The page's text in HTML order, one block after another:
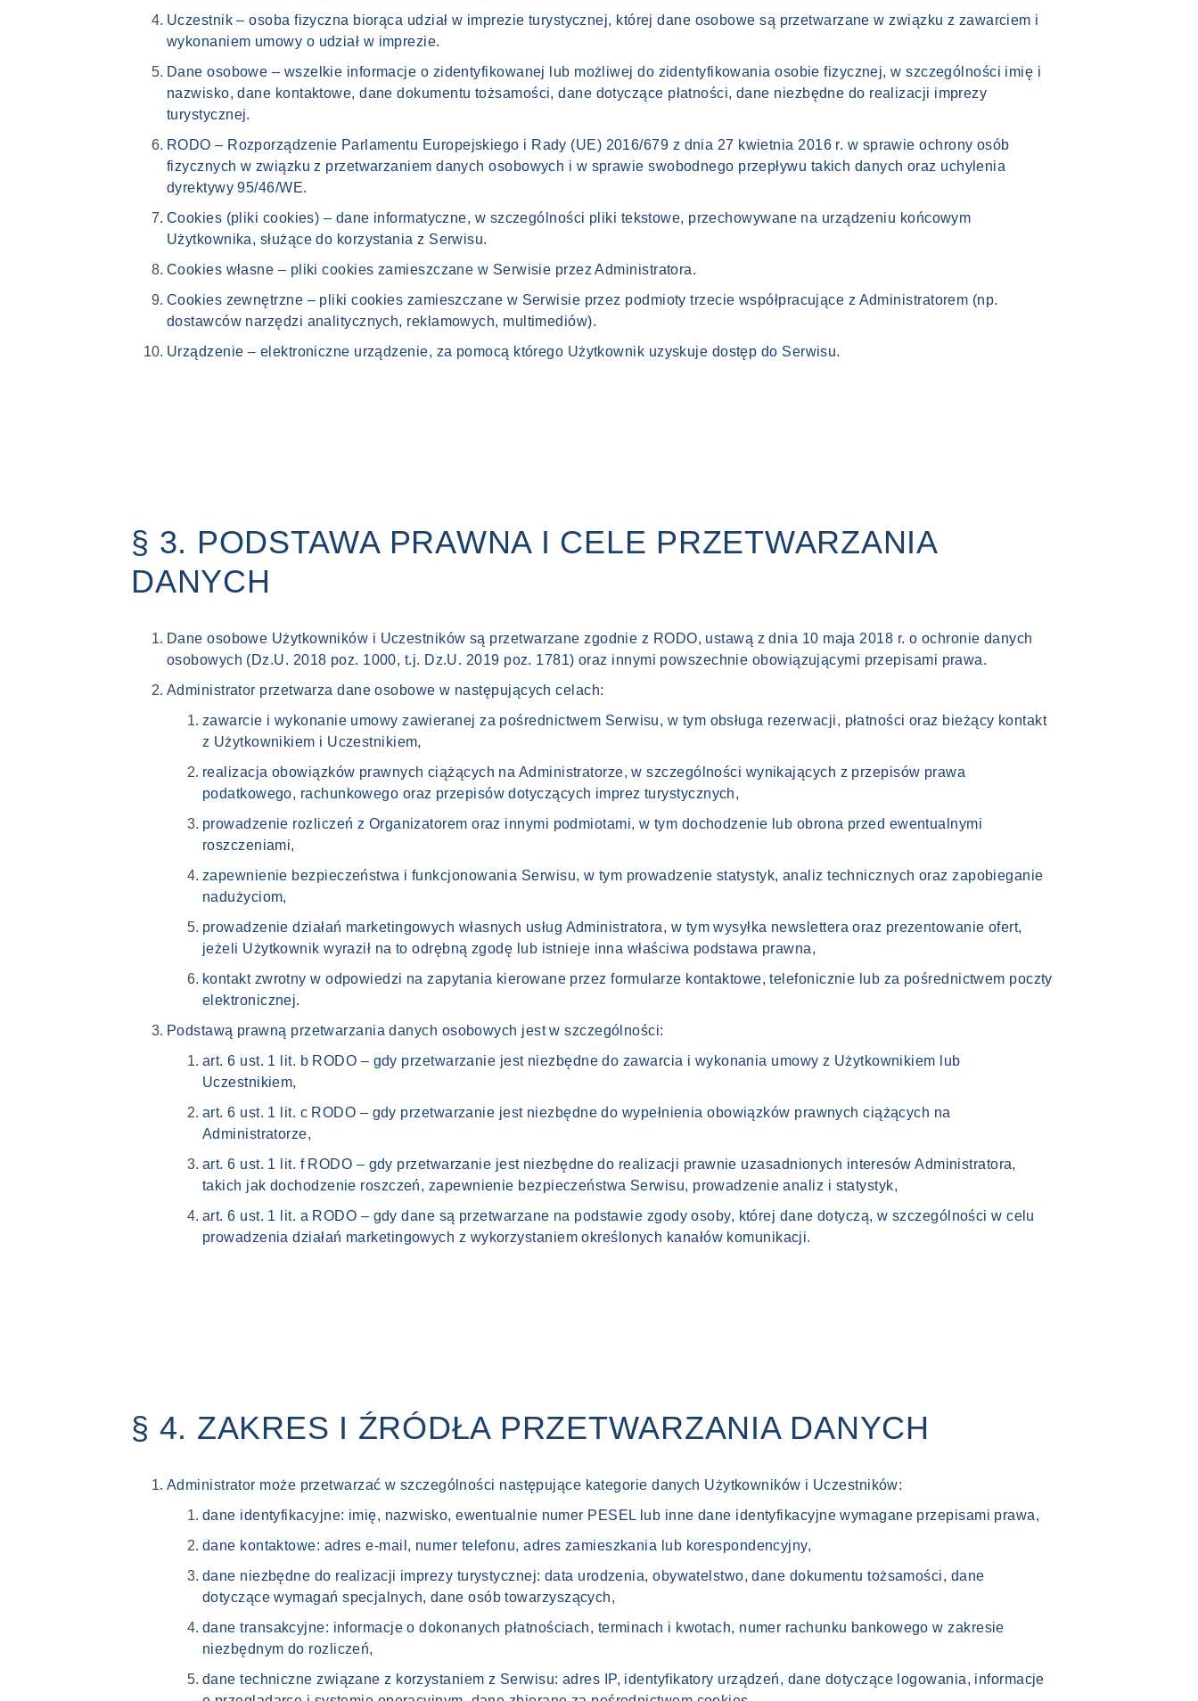
Uczestnik – osoba fizyczna biorąca udział w imprezie turystycznej, której dane osobowe są przetwarzane w związku z zawarciem i
wykonaniem umowy o udział w imprezie.
Dane osobowe – wszelkie informacje o zidentyfikowanej lub możliwej do zidentyfikowania osobie fizycznej, w szczególności imię i
nazwisko, dane kontaktowe, dane dokumentu tożsamości, dane dotyczące płatności, dane niezbędne do realizacji imprezy
turystycznej.
RODO – Rozporządzenie Parlamentu Europejskiego i Rady (UE) 2016/679 z dnia 27 kwietnia 2016 r. w sprawie ochrony osób
fizycznych w związku z przetwarzaniem danych osobowych i w sprawie swobodnego przepływu takich danych oraz uchylenia
dyrektywy 95/46/WE.
Cookies (pliki cookies) – dane informatyczne, w szczególności pliki tekstowe, przechowywane na urządzeniu końcowym
Użytkownika, służące do korzystania z Serwisu.
Cookies własne – pliki cookies zamieszczane w Serwisie przez Administratora.
Cookies zewnętrzne – pliki cookies zamieszczane w Serwisie przez podmioty trzecie współpracujące z Administratorem (np.
dostawców narzędzi analitycznych, reklamowych, multimediów).
Urządzenie – elektroniczne urządzenie, za pomocą którego Użytkownik uzyskuje dostęp do Serwisu.
§ 3. PODSTAWA PRAWNA I CELE PRZETWARZANIA
DANYCH
Dane osobowe Użytkowników i Uczestników są przetwarzane zgodnie z RODO, ustawą z dnia 10 maja 2018 r. o ochronie danych
osobowych (Dz.U. 2018 poz. 1000, t.j. Dz.U. 2019 poz. 1781) oraz innymi powszechnie obowiązującymi przepisami prawa.
Administrator przetwarza dane osobowe w następujących celach:
zawarcie i wykonanie umowy zawieranej za pośrednictwem Serwisu, w tym obsługa rezerwacji, płatności oraz bieżący kontakt
z Użytkownikiem i Uczestnikiem,
realizacja obowiązków prawnych ciążących na Administratorze, w szczególności wynikających z przepisów prawa
podatkowego, rachunkowego oraz przepisów dotyczących imprez turystycznych,
prowadzenie rozliczeń z Organizatorem oraz innymi podmiotami, w tym dochodzenie lub obrona przed ewentualnymi
roszczeniami,
zapewnienie bezpieczeństwa i funkcjonowania Serwisu, w tym prowadzenie statystyk, analiz technicznych oraz zapobieganie
nadużyciom,
prowadzenie działań marketingowych własnych usług Administratora, w tym wysyłka newslettera oraz prezentowanie ofert,
jeżeli Użytkownik wyraził na to odrębną zgodę lub istnieje inna właściwa podstawa prawna,
kontakt zwrotny w odpowiedzi na zapytania kierowane przez formularze kontaktowe, telefonicznie lub za pośrednictwem poczty
elektronicznej.
Podstawą prawną przetwarzania danych osobowych jest w szczególności:
art. 6 ust. 1 lit. b RODO – gdy przetwarzanie jest niezbędne do zawarcia i wykonania umowy z Użytkownikiem lub
Uczestnikiem,
art. 6 ust. 1 lit. c RODO – gdy przetwarzanie jest niezbędne do wypełnienia obowiązków prawnych ciążących na
Administratorze,
art. 6 ust. 1 lit. f RODO – gdy przetwarzanie jest niezbędne do realizacji prawnie uzasadnionych interesów Administratora,
takich jak dochodzenie roszczeń, zapewnienie bezpieczeństwa Serwisu, prowadzenie analiz i statystyk,
art. 6 ust. 1 lit. a RODO – gdy dane są przetwarzane na podstawie zgody osoby, której dane dotyczą, w szczególności w celu
prowadzenia działań marketingowych z wykorzystaniem określonych kanałów komunikacji.
§ 4. ZAKRES I ŹRÓDŁA PRZETWARZANIA DANYCH
Administrator może przetwarzać w szczególności następujące kategorie danych Użytkowników i Uczestników:
dane identyfikacyjne: imię, nazwisko, ewentualnie numer PESEL lub inne dane identyfikacyjne wymagane przepisami prawa,
dane kontaktowe: adres e-mail, numer telefonu, adres zamieszkania lub korespondencyjny,
dane niezbędne do realizacji imprezy turystycznej: data urodzenia, obywatelstwo, dane dokumentu tożsamości, dane
dotyczące wymagań specjalnych, dane osób towarzyszących,
dane transakcyjne: informacje o dokonanych płatnościach, terminach i kwotach, numer rachunku bankowego w zakresie
niezbędnym do rozliczeń,
dane techniczne związane z korzystaniem z Serwisu: adres IP, identyfikatory urządzeń, dane dotyczące logowania, informacje